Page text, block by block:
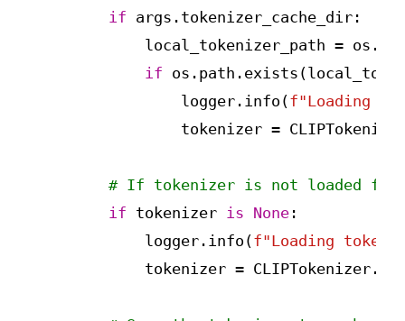
if args.tokenizer_cache_dir:
local_tokenizer_path =
if
                logger.info(
f"Loading
tokenizer =
# If tokenizer is not loaded
if tokenizer is None :
            logger.info(
f"Loading
tokenizer =